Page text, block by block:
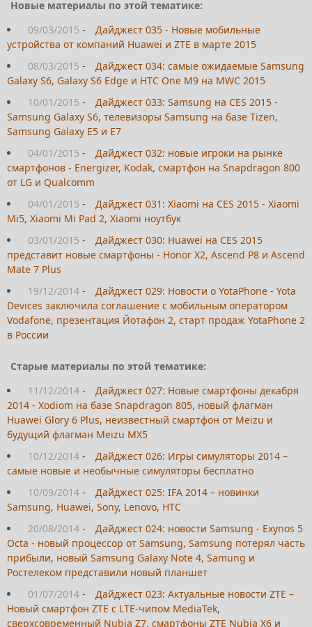
Новые материалы по этой тематике:
09/03/2015 -
Дайджест 035 - Новые мобильные
устройства от компаний Huawei и ZTE в марте 2015
08/03/2015 -
Дайджест 034: самые ожидаемые Samsung
Galaxy S6, Galaxy S6 Edge и HTC One M9 на MWC 2015
10/01/2015 -
Дайджест 033: Samsung на CES 2015 -
Samsung Galaxy S6, телевизоры Samsung на базе Tizen,
Samsung Galaxy Е5 и Е7
04/01/2015 -
Дайджест 032: новые игроки на рынке
смартфонов - Energizer, Kodak, смартфон на Snapdragon 800
от LG и Qualcomm
04/01/2015 -
Дайджест 031: Xiaomi на CES 2015 - Xiaomi
Mi5, Xiaomi Mi Pad 2, Xiaomi ноутбук
03/01/2015 -
Дайджест 030: Huawei на CES 2015
представит новые смартфоны - Honor X2, Ascend P8 и Ascend
Mate 7 Plus
19/12/2014 -
Дайджест 029: Новости о YotaPhone - Yota
Devices заключила соглашение с мобильным оператором
Vodafone, презентация Йотафон 2, старт продаж YotaPhone 2
в России
Старые материалы по этой тематике:
11/12/2014 -
Дайджест 027: Новые смартфоны декабря
2014 - Xodiom на базе Snapdragon 805, новый флагман
Huawei Glory 6 Plus, неизвестный смартфон от Meizu и
будущий флагман Meizu MX5
10/12/2014 -
Дайджест 026: Игры симуляторы 2014 –
самые новые и необычные симуляторы бесплатно
10/09/2014 -
Дайджест 025: IFA 2014 – новинки
Samsung, Huawei, Sony, Lenovo, HTC
20/08/2014 -
Дайджест 024: новости Samsung - Exynos 5
Octa - новый процессор от Samsung, Samsung потерял часть
прибыли, новый Samsung Galaxy Note 4, Samung и
Ростелеком представили новый планшет
01/07/2014 -
Дайджест 023: Актуальные новости ZTE –
Новый смартфон ZTE с LTE-чипом MediaTek,
сверхсовременный Nubia Z7, смартфоны ZTE Nubia X6 и